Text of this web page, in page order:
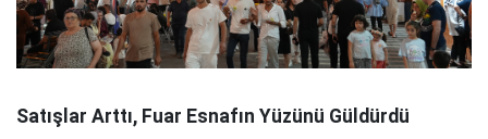
Satışlar Arttı, Fuar Esnafın Yüzünü Güldürdü